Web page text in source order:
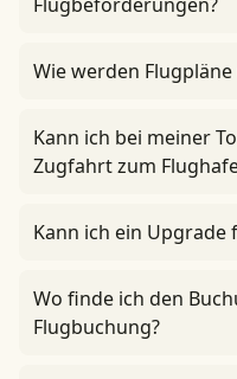
Wie werden
Kann ich bei meiner
Zugfahrt zum
Kann ich ein Upgrade
Wo finde ich den
Flugbuchung?